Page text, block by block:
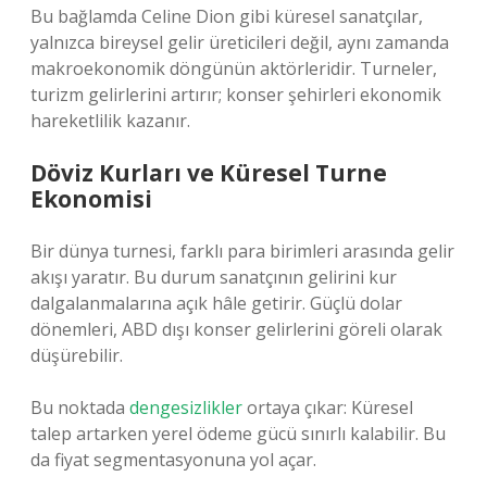
Bu bağlamda Celine Dion gibi küresel sanatçılar,
yalnızca bireysel gelir üreticileri değil, aynı zamanda
makroekonomik döngünün aktörleridir. Turneler,
turizm gelirlerini artırır; konser şehirleri ekonomik
hareketlilik kazanır.
Döviz Kurları ve Küresel Turne
Ekonomisi
Bir dünya turnesi, farklı para birimleri arasında gelir
akışı yaratır. Bu durum sanatçının gelirini kur
dalgalanmalarına açık hâle getirir. Güçlü dolar
dönemleri, ABD dışı konser gelirlerini göreli olarak
düşürebilir.
Bu noktada dengesizliklerortaya çıkar: Küresel
talep artarken yerel ödeme gücü sınırlı kalabilir. Bu
da fiyat segmentasyonuna yol açar.